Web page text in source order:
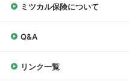
ミツカル保険について
Q&A
リンク一覧